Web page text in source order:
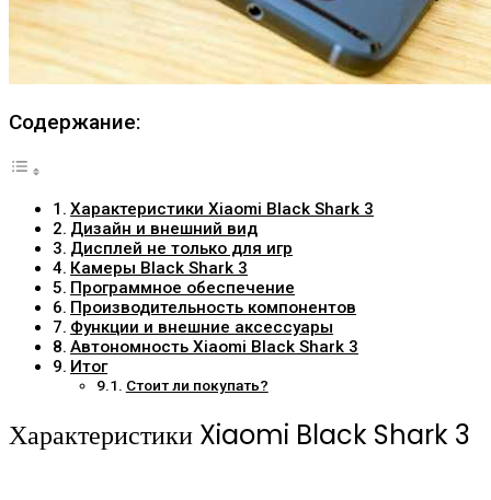
Содержание:
Характеристики Xiaomi Black Shark 3
Дизайн и внешний вид
Дисплей не только для игр
Камеры Black Shark 3
Программное обеспечение
Производительность компонентов
Функции и внешние аксессуары
Автономность Xiaomi Black Shark 3
Итог
Стоит ли покупать?
Характеристики Xiaomi Black Shark 3